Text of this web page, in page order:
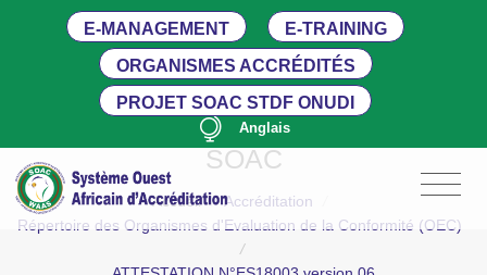
E-MANAGEMENT
E-TRAINING
ORGANISMES ACCRÉDITÉS
PROJET SOAC STDF ONUDI
Anglais
SOAC
Accueil / Accréditation
Répertoire des Organismes d'Evaluation de la Conformité (OEC)
/